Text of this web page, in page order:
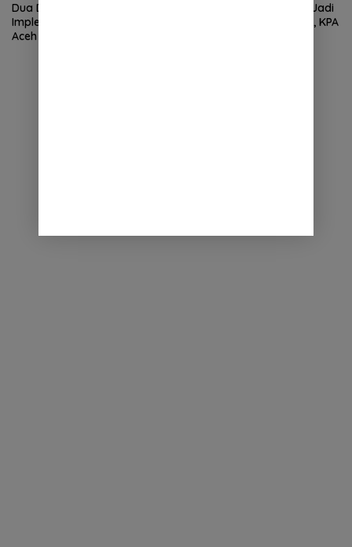
Dua Dekade MoU Helsinki,
Implementasi Kewenangan
Aceh Masih Jadi Tantangan
Wan Malaya Dipercaya Jadi
Pj Ketua PA Nagan Raya, KPA